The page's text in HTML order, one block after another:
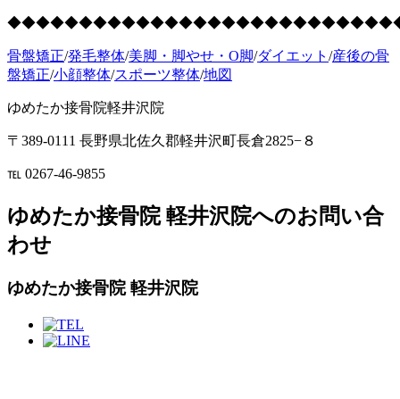
骨盤矯正/発毛整体/美脚・脚やせ・O脚/ダイエット /産後の骨
盤矯正/小顔整体/スポーツ整体/地図
ゆめたか接骨院軽井沢院
〒389-0111 長野県北佐久郡軽井沢町長倉2825−８
℡ 0267-46-9855
ゆめたか接骨院 軽井沢院へのお問い合
わせ
ゆめたか接骨院 軽井沢院